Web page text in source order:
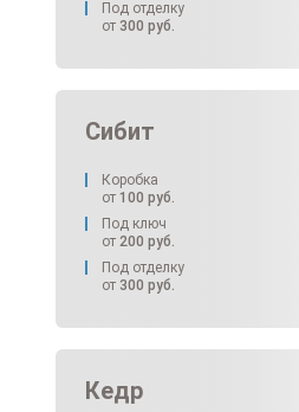
Под отделку
от 300 руб.
Сибит
Коробка
от 100 руб.
Под ключ
от 200 руб.
Под отделку
от 300 руб.
Кедр